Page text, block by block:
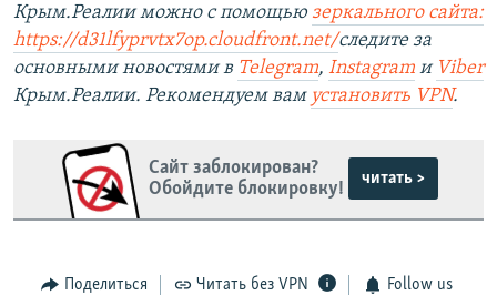
Крым.Реалии можно с помощью зеркального сайта:
https://d31lfyprvtx7op.cloudfront.net/следите за
основными новостями в Telegram, Instagram и Viber
Крым.Реалии. Рекомендуем вам установить VPN.
Сайт заблокирован?
Обойдите блокировку!
читать >
Поделиться Читать без VPN Follow us